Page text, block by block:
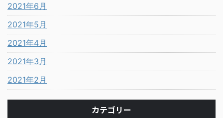
2021年6月
2021年5月
2021年4月
2021年3月
2021年2月
カテゴリー